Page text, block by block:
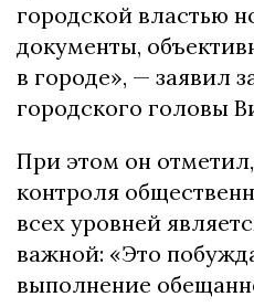
городской властью
документы,
в городе», — заявил
городского головы
При этом он
контроля
всех уровней
важной: «Это
выполнение